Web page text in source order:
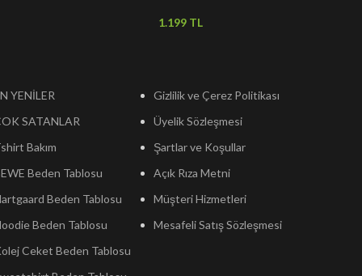
TL
YENİLER
SATANLAR
Bakım
Beden Tablosu
Beden Tablosu
Beden Tablosu
Ceket Beden Tablosu
Gizlilik ve Çerez Politikası
Üyelik Sözleşmesi
Şartlar ve Koşullar
Açık Rıza Metni
Müşteri Hizmetleri
Mesafeli Satış Sözleşmesi